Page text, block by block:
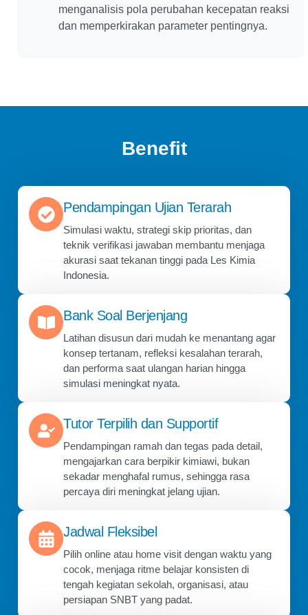
menganalisis pola perubahan kecepatan reaksi
dan memperkirakan parameter pentingnya.
Benefit
Pendampingan Ujian Terarah
Simulasi waktu, strategi skip prioritas, dan
teknik verifikasi jawaban membantu menjaga
akurasi saat tekanan tinggi pada Les Kimia
Indonesia.
Bank Soal Berjenjang
Latihan disusun dari mudah ke menantang agar
konsep tertanam, refleksi kesalahan terarah,
dan performa saat ulangan harian hingga
simulasi meningkat nyata.
Tutor Terpilih dan Supportif
Pendampingan ramah dan tegas pada detail,
mengajarkan cara berpikir kimiawi, bukan
sekadar menghafal rumus, sehingga rasa
percaya diri meningkat jelang ujian.
Jadwal Fleksibel
Pilih online atau home visit dengan waktu yang
cocok, menjaga ritme belajar konsisten di
tengah kegiatan sekolah, organisasi, atau
persiapan SNBT yang padat.